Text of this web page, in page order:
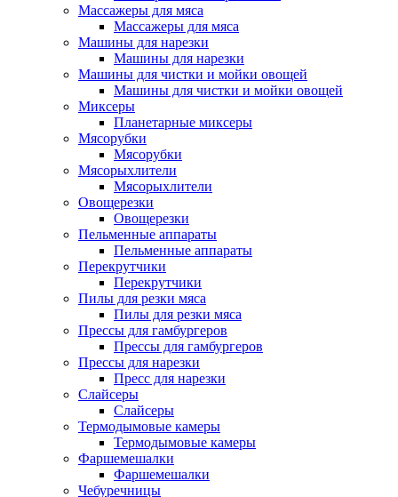
Массажеры для мяса
Массажеры для мяса
Машины для нарезки
Машины для нарезки
Машины для чистки и мойки овощей
Машины для чистки и мойки овощей
Миксеры
Планетарные миксеры
Мясорубки
Мясорубки
Мясорыхлители
Мясорыхлители
Овощерезки
Овощерезки
Пельменные аппараты
Пельменные аппараты
Перекрутчики
Перекрутчики
Пилы для резки мяса
Пилы для резки мяса
Прессы для гамбургеров
Прессы для гамбургеров
Прессы для нарезки
Пресс для нарезки
Слайсеры
Слайсеры
Термодымовые камеры
Термодымовые камеры
Фаршемешалки
Фаршемешалки
Чебуречницы